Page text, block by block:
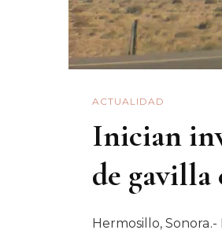
ACTUALIDAD
Inician
de gavilla
Hermosillo,